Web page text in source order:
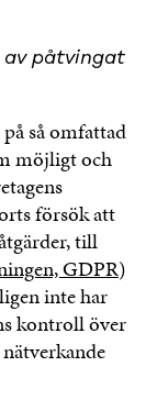
av påtvingat
så omfattad
möjligt och
försök att
till
GDPR)
inte har
kontroll över